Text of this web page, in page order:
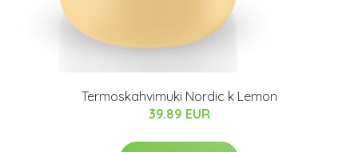
Termoskahvimuki Nordic k Lemon
39.89 EUR